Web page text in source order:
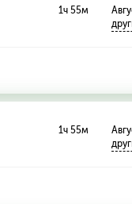
1ч 55м
1ч 55м